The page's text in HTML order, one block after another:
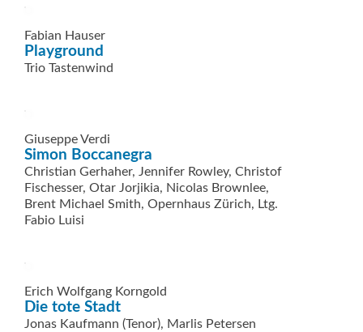
Fabian Hauser
Playground
Trio Tastenwind
Giuseppe Verdi
Simon Boccanegra
Christian Gerhaher, Jennifer Rowley, Christof
Fischesser, Otar Jorjikia, Nicolas Brownlee,
Brent ­Michael Smith, Opernhaus Zürich, Ltg.
Fabio Luisi
Erich Wolfgang Korngold
Die tote Stadt
Jonas Kaufmann (Tenor), Marlis Petersen